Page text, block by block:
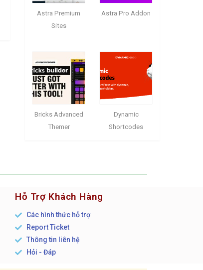
Astra Premium
Sites
Astra Pro Addon
Bricks Advanced
Themer
Dynamic
Shortcodes
Hỗ Trợ Khách Hàng
Các hình thức hỗ trợ
Report Ticket
Thông tin liên hệ
Hỏi - Đáp